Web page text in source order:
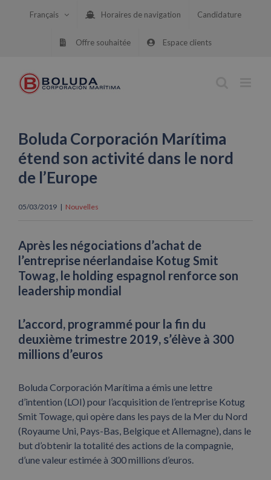
Français Horaires de navigation Candidature
Offre souhaitée Espace clients
Boluda Corporación Marítima
étend son activité dans le nord
de l’Europe
05/03/2019 | Nouvelles
Après les négociations d’achat de
l’entreprise néerlandaise Kotug Smit
Towag, le holding espagnol renforce son
leadership mondial
L’accord, programmé pour la fin du
deuxième trimestre 2019, s’élève à 300
millions d’euros
Boluda Corporación Marítima a émis une lettre
d’intention (LOI) pour l’acquisition de l’entreprise Kotug
Smit Towage, qui opère dans les pays de la Mer du Nord
(Royaume Uni, Pays-Bas, Belgique et Allemagne), dans le
but d’obtenir la totalité des actions de la compagnie,
d’une valeur estimée à 300 millions d’euros.